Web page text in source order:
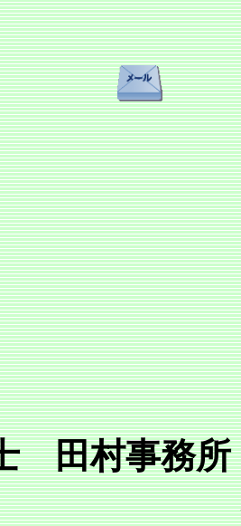
田村事務所